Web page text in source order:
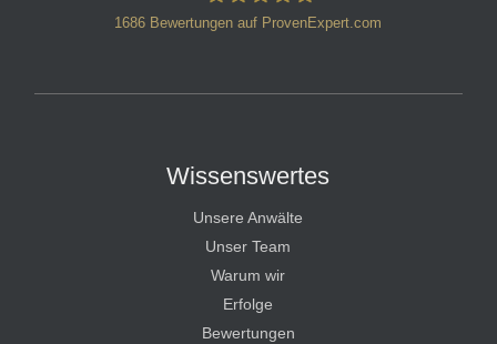
1686 Bewertungen auf ProvenExpert.com
Wissenswertes
Unsere Anwälte
Unser Team
Warum wir
Erfolge
Bewertungen